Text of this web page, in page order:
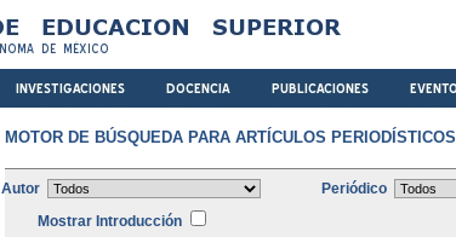
MOTOR DE BÚSQUEDA PARA ARTÍCULOS PERIODÍSTICOS
Autor Periódico
Mostrar Introducción